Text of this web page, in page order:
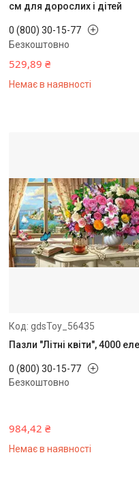
см для дорослих і дітей
0 (800) 30-15-77
Безкоштовно
529,89 ₴
Немає в наявності
gdsToy_56435
Пазли "Літні квіти", 4000
0 (800) 30-15-77
Безкоштовно
984,42 ₴
Немає в наявності